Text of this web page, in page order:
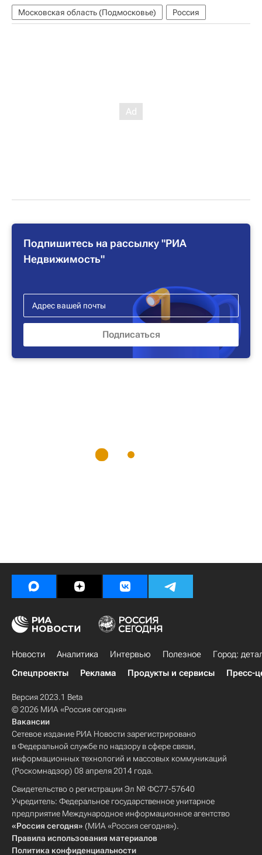
Московская область (Подмосковье) Россия
Подпишитесь на рассылку "РИА
Недвижимость"
Новости Аналитика Интервью Полезное
Город:
Спецпроекты
Реклама Продукты и сервисы Пресс-
Версия 2023.1 Beta
© 2026 МИА «Россия сегодня»
Вакансии
Сетевое издание РИА Новости зарегистрировано
в Федеральной службе по надзору в сфере связи,
информационных технологий и массовых коммуникаций
(Роскомнадзор) 08 апреля 2014 года.
Свидетельство о регистрации Эл № ФС77-57640
Учредитель: Федеральное государственное унитарное
предприятие Международное информационное агентство
«Россия сегодня» (МИА «Россия сегодня»).
Правила использования материалов
Политика конфиденциальности